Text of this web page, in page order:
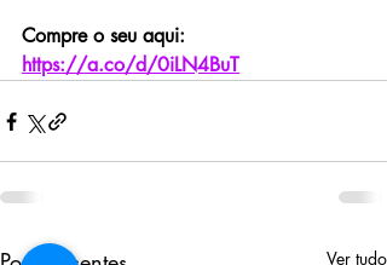
Compre o seu aqui:
https://a.co/d/0iLN4BuT
Ver tudo